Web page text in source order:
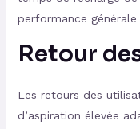
performance
Retour
Les retours des
d’aspiration élevée